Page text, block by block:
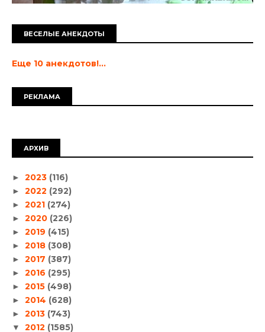
ВЕСЕЛЫЕ АНЕКДОТЫ
Еще 10 анекдотов!...
РЕКЛАМА
АРХИВ
► 2023 (116)
► 2022 (292)
► 2021 (274)
► 2020 (226)
► 2019 (415)
► 2018 (308)
► 2017 (387)
► 2016 (295)
► 2015 (498)
► 2014 (628)
► 2013 (743)
▼ 2012 (1585)